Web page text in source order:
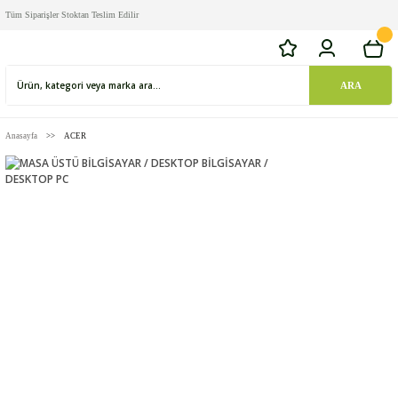
Tüm Siparişler Stoktan Teslim Edilir
ARA
Anasayfa ACER